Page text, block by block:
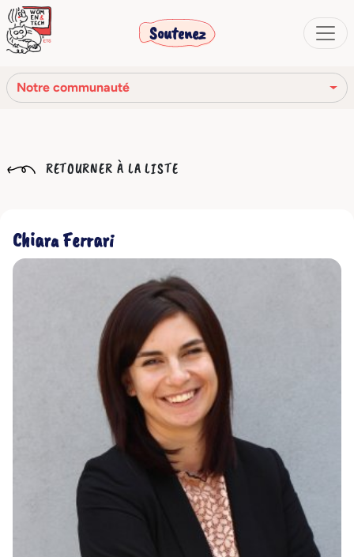
Soutenez
Notre communauté
Notre histoire
Les organes sociaux
Code Éthique
RETOURNER À LA LISTE
Chiara Ferrari